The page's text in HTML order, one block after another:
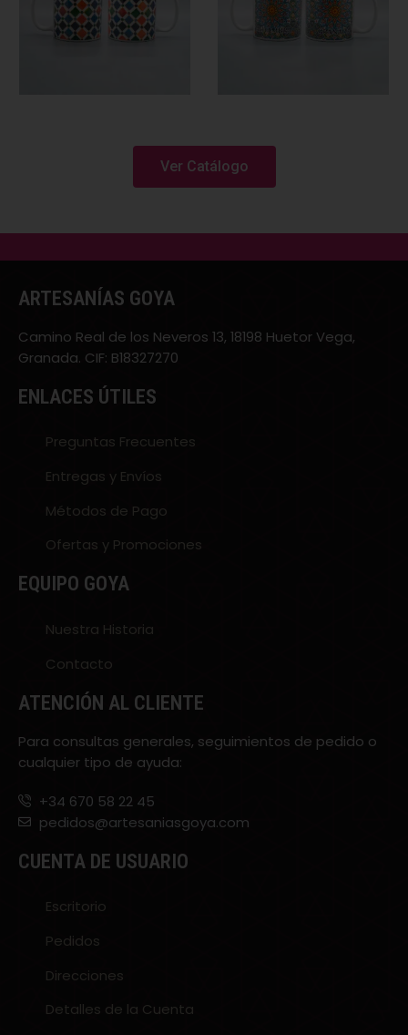
Ver Catálogo
ARTESANÍAS GOYA
Camino Real de los Neveros 13, 18198 Huetor Vega,
Granada. CIF: B18327270
ENLACES ÚTILES
Preguntas Frecuentes
Entregas y Envíos
Métodos de Pago
Ofertas y Promociones
EQUIPO GOYA
Nuestra Historia
Contacto
ATENCIÓN AL CLIENTE
Para consultas generales, seguimientos de pedido o
cualquier tipo de ayuda:
+34 670 58 22 45
pedidos@artesaniasgoya.com
CUENTA DE USUARIO
Escritorio
Pedidos
Direcciones
Detalles de la Cuenta